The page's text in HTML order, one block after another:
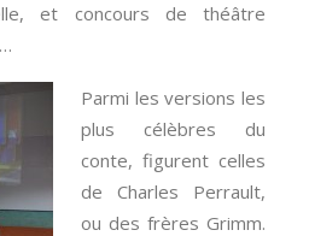
et concours de théâtre
Parmi lesversions les
plus célèbres du
conte, figurent celles
de Charles Perrault,
ou des frères Grimm.